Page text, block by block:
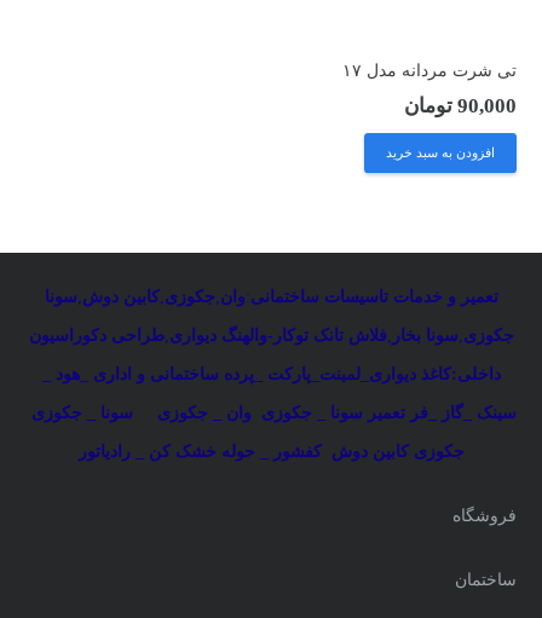
تی شرت مردانه مدل ۱۷
90,000 تومان
افزودن به سبد خرید
تعمیر و خدمات تاسیسات ساختمانی:وان,جکوزی,کابین دوش,سونا
جکوزی,سونا بخار ,فلاش تانک توکار-والهنگ دیواری,طراحی دکوراسیون
داخلی:کاغذ دیواری_لمینت_پارکت _پرده ساختمانی و اداری _هود _
سینک _گاز _فر تعمیر سونا _ جکوزی وان _ جکوزی سونا _ جکوزی
جکوزی کابین دوش کفشور _ حوله خشک کن _ رادیاتور
فروشگاه
ساختمان